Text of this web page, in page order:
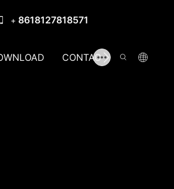
+8618127818571
CONTACT US